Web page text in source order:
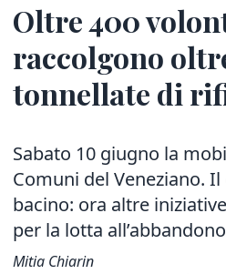
Oltre 400
raccolgono
tonnellate di
Sabato 10 giugno la
Comuni del Veneziano.
bacino: ora altre
per la lotta
Mitia Chiarin